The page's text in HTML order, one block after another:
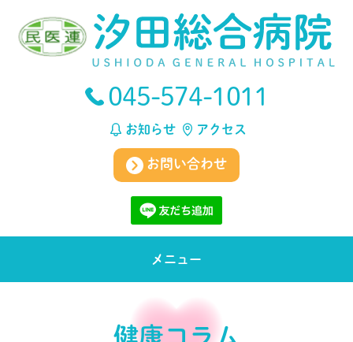
045-574-1011
お知らせ アクセス
お問い合わせ
メニュー
健康コラム